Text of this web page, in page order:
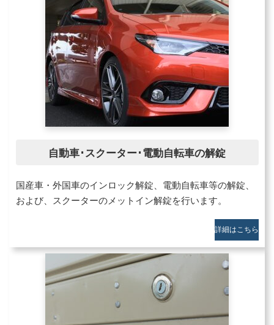
自動車･スクーター･電動自転車の解錠
国産車・外国車のインロック解錠、電動自転車等の解錠、
および、スクーターのメットイン解錠を行います。
詳細はこちら